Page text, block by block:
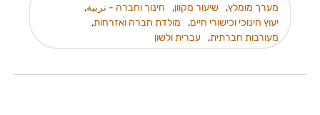
מערך מומלץ, שיעור מקוון, חינוך וחברה - تربية,
יעוץ חינוכי וכישורי חיים, מולדת חברה ואזרחות,
מעורבות חברתית, עברית ולשון